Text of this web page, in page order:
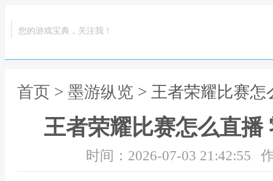
您的游戏宝典，关注我！
首页 > 墨游纵览 > 王者荣耀比赛
王者荣耀比赛怎么直播
时间：2026-07-03 21:42:55